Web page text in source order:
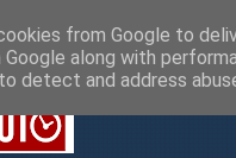
from Google to
Google along with
detect and address